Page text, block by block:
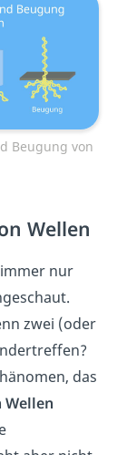
Beugung von
Wellen
nur
zwei (oder
das
Wellen